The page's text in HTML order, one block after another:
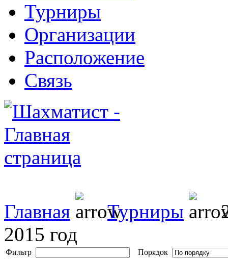
Турниры
Организации
Расположение
Связь
Главная Турниры
2015 год
Фильтр
Порядок